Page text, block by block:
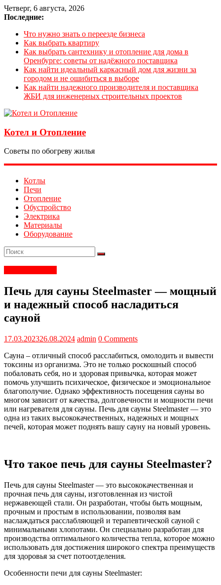
Четверг, 6 августа, 2026
Последние:
Что нужно знать о переезде бизнеса
Как выбрать квартиру
Как выбрать сантехнику и отопление для дома в
Оренбурге: советы от надёжного поставщика
Как найти идеальный каркасный дом для жизни за
городом и не ошибиться в выборе
Как найти надежного производителя и поставщика
ЖБИ для инженерных строительных проектов
Котел и Отопление
Советы по обогреву жилья
Котлы
Печи
Отопление
Обустройство
Электрика
Материалы
Оборудование
Печь для сауны Steelmaster — мощный
и надежный способ насладиться
сауной
17.03.202326.08.2024 admin 0 Comments
Сауна – отличный способ расслабиться, омолодить и вывести
токсины из организма. Это не только роскошный способ
побаловать себя, но и здоровая привычка, которая может
помочь улучшить психическое, физическое и эмоциональное
благополучие. Однако эффективность посещения сауны во
многом зависит от качества, долговечности и мощности печи
или нагревателя для сауны. Печь для сауны Steelmaster — это
одна из таких высококачественных, надежных и мощных
печей, которая может поднять вашу сауну на новый уровень.
Что такое печь для сауны Steelmaster?
Печь для сауны Steelmaster — это высококачественная и
прочная печь для сауны, изготовленная из чистой
нержавеющей стали. Он разработан, чтобы быть мощным,
прочным и простым в использовании, позволяя вам
наслаждаться расслабляющей и терапевтической сауной с
минимальными хлопотами. Он специально разработан для
производства оптимального количества тепла, которое можно
использовать для достижения широкого спектра преимуществ
для здоровья за счет потоотделения.
Особенности печи для сауны Steelmaster: